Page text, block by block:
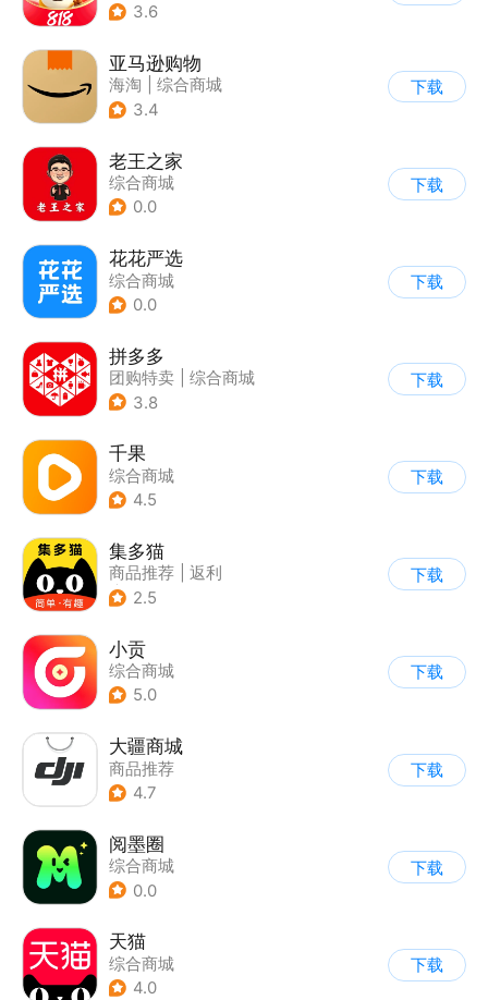
3.6
亚马逊购物
海淘
综合商城
3.4
下载
老王之家
综合商城
0.0
下载
花花严选
综合商城
0.0
下载
拼多多
团购特卖
综合商城
3.8
下载
千果
综合商城
4.5
下载
集多猫
商品推荐
返利
| 综合商城
2.5
下载
小贡
综合商城
5.0
下载
大疆商城
商品推荐
4.7
下载
阅墨圈
综合商城
0.0
下载
天猫
综合商城
4.0
下载